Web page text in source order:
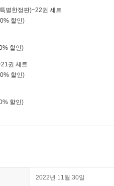
별한정판)~22권 세트
할인)
할인)
권 세트
할인)
할인)
2022년 11월 30일